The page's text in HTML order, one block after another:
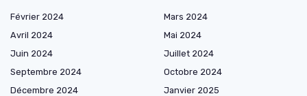
Février 2024
Mars 2024
Avril 2024
Mai 2024
Juin 2024
Juillet 2024
Septembre 2024
Octobre 2024
Décembre 2024
Janvier 2025